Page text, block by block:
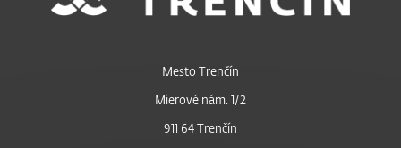
Mesto Trenčín
Mierové nám. 1/2
911 64 Trenčín